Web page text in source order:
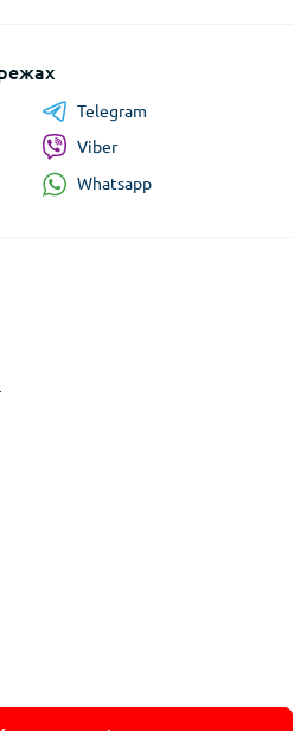
Telegram
Viber
Whatsapp